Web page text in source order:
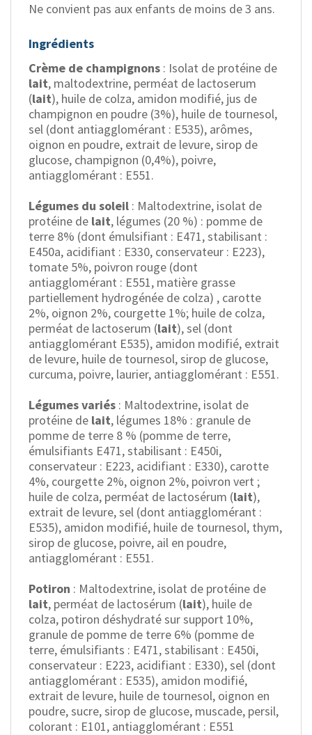
Ne convient pas aux enfants de moins de 3 ans.
Ingrédients
Crème de champignons : Isolat de protéine de
lait, maltodextrine, perméat de lactoserum
(lait), huile de colza, amidon modifié, jus de
champignon en poudre (3%), huile de tournesol,
sel (dont antiagglomérant : E535), arômes,
oignon en poudre, extrait de levure, sirop de
glucose, champignon (0,4%), poivre,
antiagglomérant : E551.
Légumes du soleil : Maltodextrine, isolat de
protéine de lait, légumes (20 %) : pomme de
terre 8% (dont émulsifiant : E471, stabilisant :
E450a, acidifiant : E330, conservateur : E223),
tomate 5%, poivron rouge (dont
antiagglomérant : E551, matière grasse
partiellement hydrogénée de colza) , carotte
2%, oignon 2%, courgette 1%; huile de colza,
perméat de lactoserum (lait), sel (dont
antiagglomérant E535), amidon modifié, extrait
de levure, huile de tournesol, sirop de glucose,
curcuma, poivre, laurier, antiagglomérant : E551.
Légumes variés : Maltodextrine, isolat de
protéine de lait, légumes 18% : granule de
pomme de terre 8 % (pomme de terre,
émulsifiants E471, stabilisant : E450i,
conservateur : E223, acidifiant : E330), carotte
4%, courgette 2%, oignon 2%, poivron vert ;
huile de colza, perméat de lactosérum (lait),
extrait de levure, sel (dont antiagglomérant :
E535), amidon modifié, huile de tournesol, thym,
sirop de glucose, poivre, ail en poudre,
antiagglomérant : E551.
Potiron : Maltodextrine, isolat de protéine de
lait, perméat de lactosérum (lait), huile de
colza, potiron déshydraté sur support 10%,
granule de pomme de terre 6% (pomme de
terre, émulsifiants : E471, stabilisant : E450i,
conservateur : E223, acidifiant : E330), sel (dont
antiagglomérant : E535), amidon modifié,
extrait de levure, huile de tournesol, oignon en
poudre, sucre, sirop de glucose, muscade, persil,
colorant : E101, antiagglomérant : E551